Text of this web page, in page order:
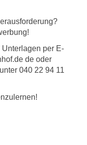
per E-
de oder
040 22 94 11